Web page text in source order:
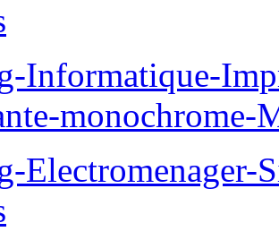
Informatique-
monochrome-